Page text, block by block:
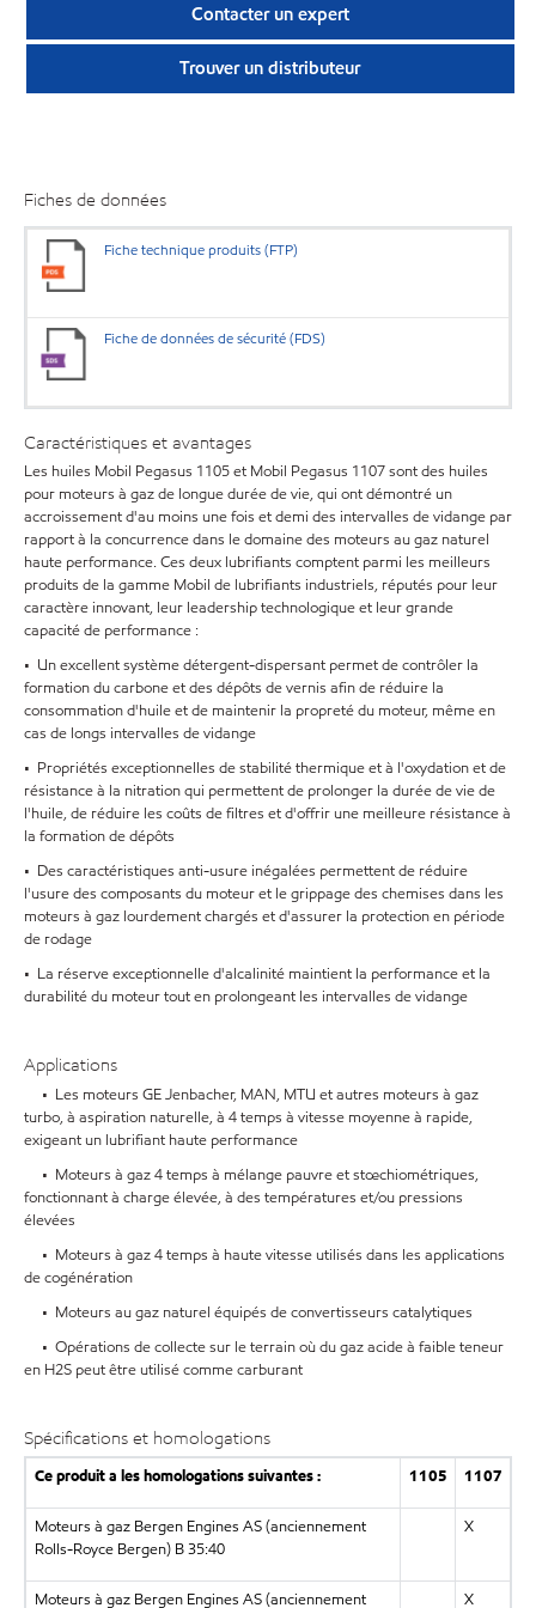
Contacter un expert
Trouver un distributeur
Fiches de données
Fiche technique produits (FTP)
Fiche de données de sécurité (FDS)
Caractéristiques et avantages
Les huiles Mobil Pegasus 1105 et Mobil Pegasus 1107 sont des huiles
pour moteurs à gaz de longue durée de vie, qui ont démontré un
accroissement d'au moins une fois et demi des intervalles de vidange par
rapport à la concurrence dans le domaine des moteurs au gaz naturel
haute performance. Ces deux lubrifiants comptent parmi les meilleurs
produits de la gamme Mobil de lubrifiants industriels, réputés pour leur
caractère innovant, leur leadership technologique et leur grande
capacité de performance :
• Un excellent système détergent-dispersant permet de contrôler la
formation du carbone et des dépôts de vernis afin de réduire la
consommation d'huile et de maintenir la propreté du moteur, même en
cas de longs intervalles de vidange
• Propriétés exceptionnelles de stabilité thermique et à l'oxydation et de
résistance à la nitration qui permettent de prolonger la durée de vie de
l'huile, de réduire les coûts de filtres et d'offrir une meilleure résistance à
la formation de dépôts
• Des caractéristiques anti-usure inégalées permettent de réduire
l'usure des composants du moteur et le grippage des chemises dans les
moteurs à gaz lourdement chargés et d'assurer la protection en période
de rodage
• La réserve exceptionnelle d'alcalinité maintient la performance et la
durabilité du moteur tout en prolongeant les intervalles de vidange
Applications
• Les moteurs GE Jenbacher, MAN, MTU et autres moteurs à gaz
turbo, à aspiration naturelle, à 4 temps à vitesse moyenne à rapide,
exigeant un lubrifiant haute performance
• Moteurs à gaz 4 temps à mélange pauvre et stœchiométriques,
fonctionnant à charge élevée, à des températures et/ou pressions
élevées
• Moteurs à gaz 4 temps à haute vitesse utilisés dans les applications
de cogénération
• Moteurs au gaz naturel équipés de convertisseurs catalytiques
• Opérations de collecte sur le terrain où du gaz acide à faible teneur
en H2S peut être utilisé comme carburant
Spécifications et homologations
Ce produit a les homologations suivantes : 1105 1107
Moteurs à gaz Bergen Engines AS (anciennement
Rolls-Royce Bergen) B 35:40
X
Moteurs à gaz Bergen Engines AS (anciennement X